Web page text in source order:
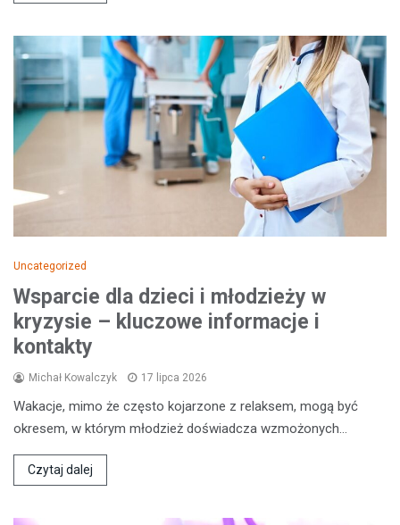
Uncategorized
Wsparcie dla dzieci i młodzieży w
kryzysie – kluczowe informacje i
kontakty
Michał Kowalczyk 17 lipca 2026
Wakacje, mimo że często kojarzone z relaksem, mogą być
okresem, w którym młodzież doświadcza wzmożonych…
Czytaj dalej